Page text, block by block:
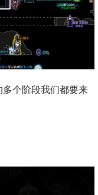
个阶段我们都要来